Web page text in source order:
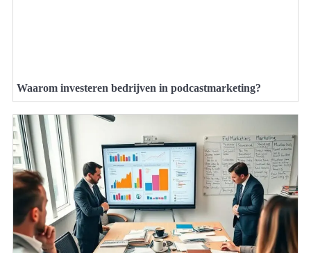
Waarom investeren bedrijven in podcastmarketing?